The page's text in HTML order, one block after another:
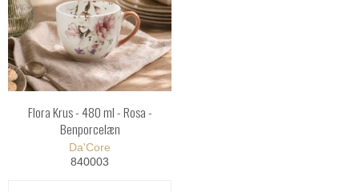
Flora Krus - 480 ml - Rosa -
Benporcelæn
Da'Core
840003